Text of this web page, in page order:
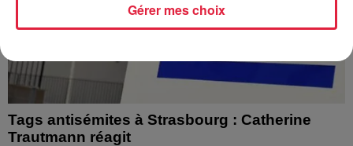
Tags antisémites à Strasbourg : Catherine
Trautmann réagit
Gérer mes choix